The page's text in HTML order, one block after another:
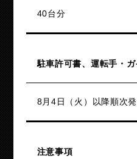
40台分
駐車許可書、運転手・
8月4日（火）以降順次
注意事項